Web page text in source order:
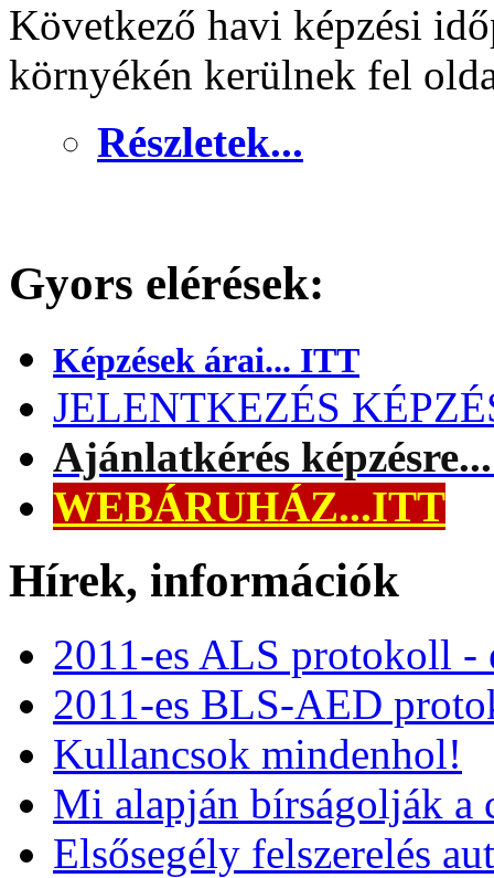
Következő havi képzési
környékén kerülnek fel
Részletek...
Gyors elérések:
Képzések árai... ITT
JELENTKEZÉS
Ajánlatkérés
WEBÁRUHÁZ...ITT
Hírek, információk
2011-es ALS protokoll -
2011-es BLS-AED
Kullancsok mindenhol!
Mi alapján bírságolják a
Elsősegély felszerelés